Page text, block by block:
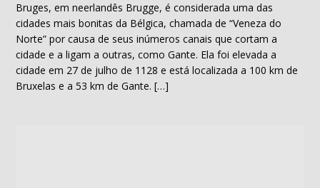
Bruges, em neerlandês Brugge, é considerada uma das
cidades mais bonitas da Bélgica, chamada de “Veneza do
Norte” por causa de seus inúmeros canais que cortam a
cidade e a ligam a outras, como Gante. Ela foi elevada a
cidade em 27 de julho de 1128 e está localizada a 100 km de
Bruxelas e a 53 km de Gante. […]